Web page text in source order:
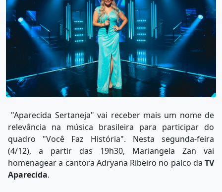
"Aparecida Sertaneja" vai receber mais um nome de
relevância na música brasileira para participar do
quadro "Você Faz História". Nesta segunda-feira
(4/12), a partir das 19h30, Mariangela Zan vai
homenagear a cantora Adryana Ribeiro no palco da TV
Aparecida.